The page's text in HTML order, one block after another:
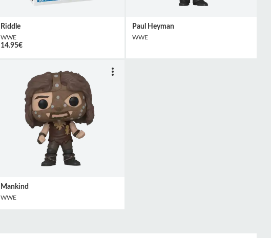
Riddle
WWE
14.95€
Paul Heyman
WWE
Mankind
WWE